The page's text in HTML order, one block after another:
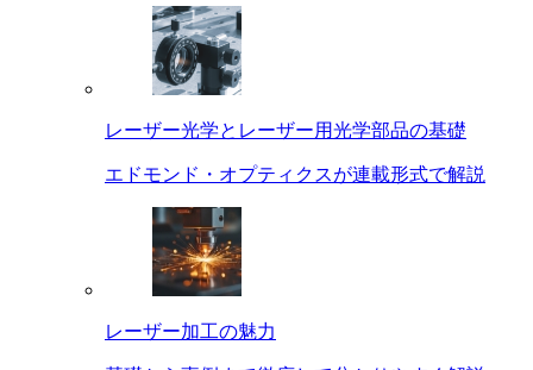
レーザー光学とレーザー用光学部品の基礎
エドモンド・オプティクスが連載形式で解説
レーザー加工の魅力